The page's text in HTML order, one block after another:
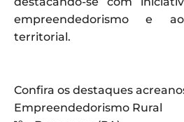
empreendedorismo e
territorial.
Confira os destaques
Empreendedorismo Rural